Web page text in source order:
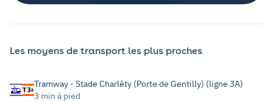
Les moyens de transport les plus proches
Tramway - Stade Charléty (Porte de Gentilly) (ligne 3A)
3 min à pied